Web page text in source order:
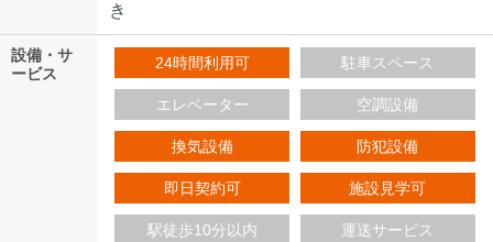
き
設備・サ
ービス
24時間利用可 駐車スペース
エレベーター 空調設備
換気設備 防犯設備
即日契約可 施設見学可
駅徒歩10分以内 運送サービス